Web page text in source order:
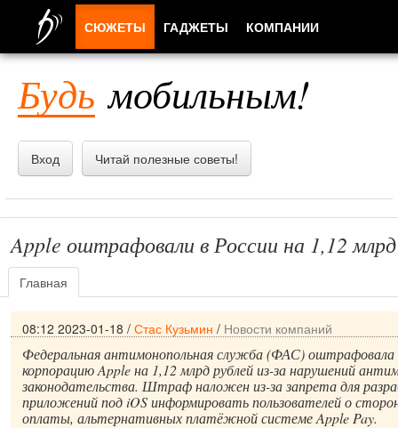
Будь мобильным!
Вход Читай полезные советы!
Apple оштрафовали в России на 1,12
Главная
08:12 2023-01-18 / Стас Кузьмин / Новости компаний
Федеральная антимонопольная служба (ФАС) оштрафовала
корпорацию Apple на 1,12 млрд рублей из-за нарушений
законодательства. Штраф наложен из-за запрета для
приложений под iOS информировать пользователей о
оплаты, альтернативных платёжной системе Apple Pay.
СЮЖЕТЫ ГАДЖЕТЫ КОМПАНИИ
ПРИЛОЖЕНИЯ